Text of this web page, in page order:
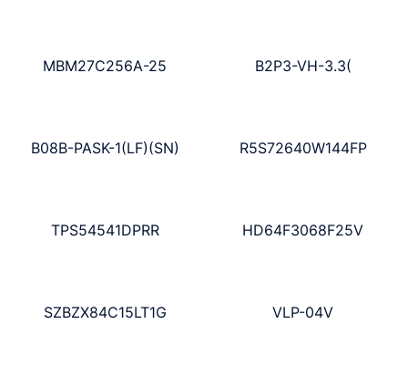
MBM27C256A-25 B2P3-VH-3.3(
B08B-PASK-1(LF)(SN) R5S72640W144FP
TPS54541DPRR HD64F3068F25V
SZBZX84C15LT1G VLP-04V